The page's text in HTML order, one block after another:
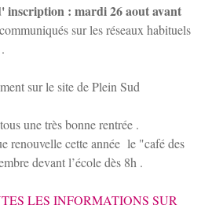
inscription : mardi 26 aout avant
sur les réseaux habituels
sur le site de Plein Sud
une très bonne rentrée .
renouvelle cette année le "café des
devant l’école dès 8h .
LES INFORMATIONS SUR